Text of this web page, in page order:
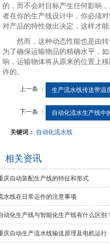
的，而不会对目标产生任何影响
者在你的生产线设计中，你必须
对产品的特性做出决定，这样才
然而，这种动态性能也是由转
为了确保运输物品的精确水平，
响，运输物体将从原来的位置上
许的。
上一条 ： 生产流水线传送带温
下一条 ： 自动化流水生产线中
关键词： 自动化流水线
相关资讯
庆自动装配生产线的特征和形式
水线在日常运作的注意事项
动化生产线与智能化生产线有什么区别
庆自动生产流水线输送原理及电机运行